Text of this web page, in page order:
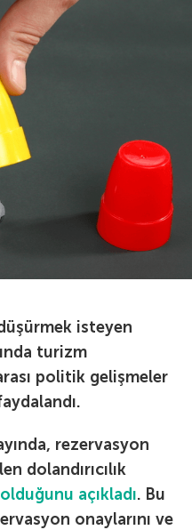
isteyen
turizm
politik gelişmeler
rezervasyon
dolandırıcılık
açıkladı. Bu
onaylarını ve